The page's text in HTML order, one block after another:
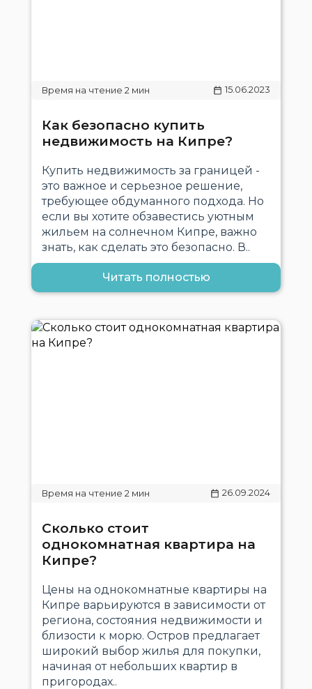
15.06.2023
Как безопасно купить
недвижимость на Кипре?
Купить недвижимость за границей -
это важное и серьезное решение,
требующее обдуманного подхода. Но
если вы хотите обзавестись уютным
жильем на солнечном Кипре, важно
знать, как сделать это безопасно. В..
Читать полностью
26.09.2024
Сколько стоит
однокомнатная квартира на
Кипре?
Цены на однокомнатные квартиры на
Кипре варьируются в зависимости от
региона, состояния недвижимости и
близости к морю. Остров предлагает
широкий выбор жилья для покупки,
начиная от небольших квартир в
пригородах..